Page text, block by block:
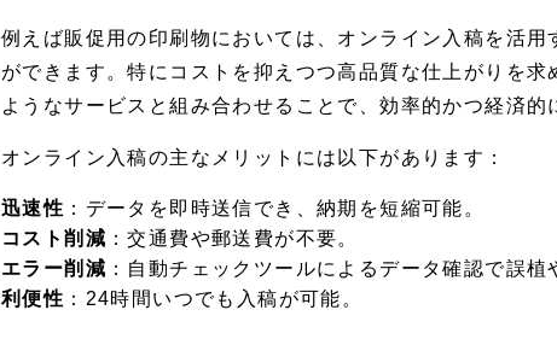
例えば販促用の印刷物においては、オンライン入稿を活
ができます。特にコストを抑えつつ高品質な仕上がりを求
ようなサービスと組み合わせることで、効率的かつ経済的
オンライン入稿の主なメリットには以下があります：
迅速性 ：データを即時送信でき、納期を短縮可能。
コスト削減 ：交通費や郵送費が不要。
エラー削減 ：自動チェックツールによるデータ確認で誤植
利便性 ：24時間いつでも入稿が可能。